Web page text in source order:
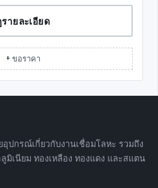
ายละเอียด
+ ขอราคา
ปกรณ์เกี่ยวกับงานเชื่อมโลหะ รวมถึง
มิเนียม ทองเหลือง ทองแดง และสแตน